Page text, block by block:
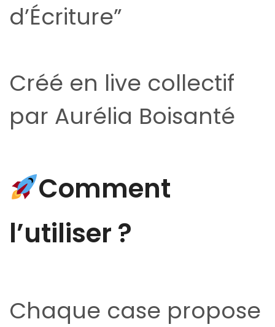
d’Écriture”
Créé en live collectif
par Aurélia Boisanté
Comment
l’utiliser ?
Chaque case propose